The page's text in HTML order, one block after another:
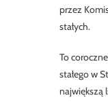
przez
stałych.
To
stałego w
największą